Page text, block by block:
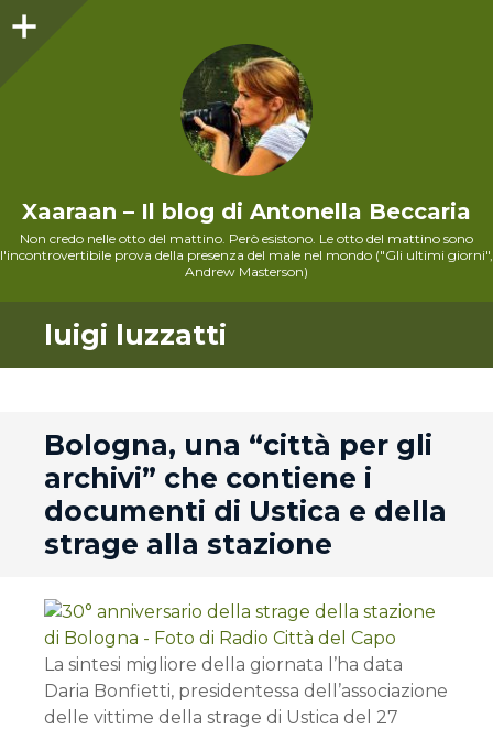
Xaaraan – Il blog di Antonella Beccaria
Non credo nelle otto del mattino. Però esistono. Le otto del mattino sono
l'incontrovertibile prova della presenza del male nel mondo ("Gli ultimi giorni",
Andrew Masterson)
luigi luzzatti
Bologna, una “città per gli
archivi” che contiene i
documenti di Ustica e della
strage alla stazione
La sintesi migliore della giornata l’ha data
Daria Bonfietti, presidentessa dell’associazione
delle vittime della strage di Ustica del 27